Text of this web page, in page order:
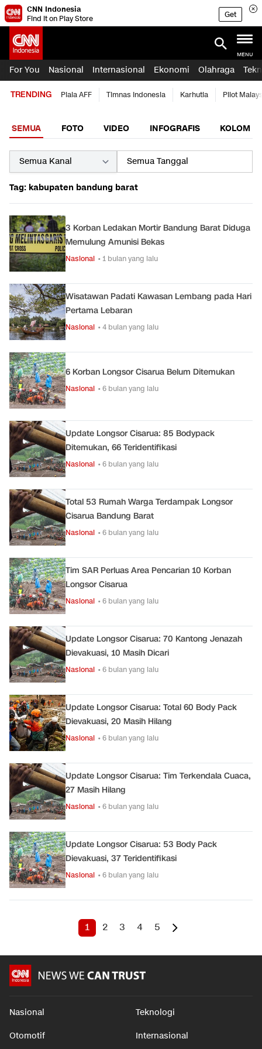
CNN Indonesia
Find it on Play Store
Get
MENU
For You Nasional Internasional Ekonomi Olahraga
TRENDING Piala AFF Timnas Indonesia Karhutla Pilot
SEMUA FOTO VIDEO INFOGRAFIS KOLOM
Tag: kabupaten bandung barat
3 Korban Ledakan Mortir Bandung Barat Diduga
Memulung Amunisi Bekas
Nasional • 1 bulan yang lalu
Wisatawan Padati Kawasan Lembang pada Hari
Pertama Lebaran
Nasional • 4 bulan yang lalu
6 Korban Longsor Cisarua Belum Ditemukan
Nasional • 6 bulan yang lalu
Update Longsor Cisarua: 85 Bodypack
Ditemukan, 66 Teridentifikasi
Nasional • 6 bulan yang lalu
Total 53 Rumah Warga Terdampak Longsor
Cisarua Bandung Barat
Nasional • 6 bulan yang lalu
Tim SAR Perluas Area Pencarian 10 Korban
Longsor Cisarua
Nasional • 6 bulan yang lalu
Update Longsor Cisarua: 70 Kantong Jenazah
Dievakuasi, 10 Masih Dicari
Nasional • 6 bulan yang lalu
Update Longsor Cisarua: Total 60 Body Pack
Dievakuasi, 20 Masih Hilang
Nasional • 6 bulan yang lalu
Update Longsor Cisarua: Tim Terkendala Cuaca,
27 Masih Hilang
Nasional • 6 bulan yang lalu
Update Longsor Cisarua: 53 Body Pack
Dievakuasi, 37 Teridentifikasi
Nasional • 6 bulan yang lalu
1 2 3 4 5
Nasional Teknologi
Otomotif Internasional